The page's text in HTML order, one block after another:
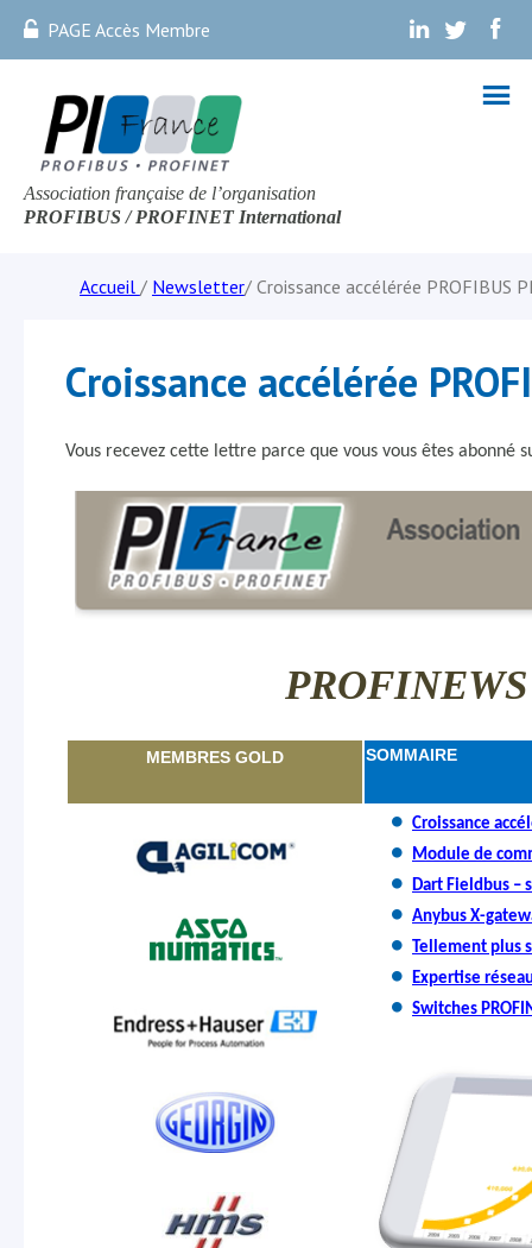
PAGE Accès Membre . . .
Association française de l’organisation
PROFIBUS / PROFINET International
Accueil / Newsletter/ Croissance accélérée PROFIBUS
Croissance accélérée
Vous recevez cette lettre parce que vous vous êtes abonné
MEMBRES GOLD SOMMAIRE
Croissance
Module de
Dart Fieldbus –
Anybus X-
Tellement plus
Expertise
Switches